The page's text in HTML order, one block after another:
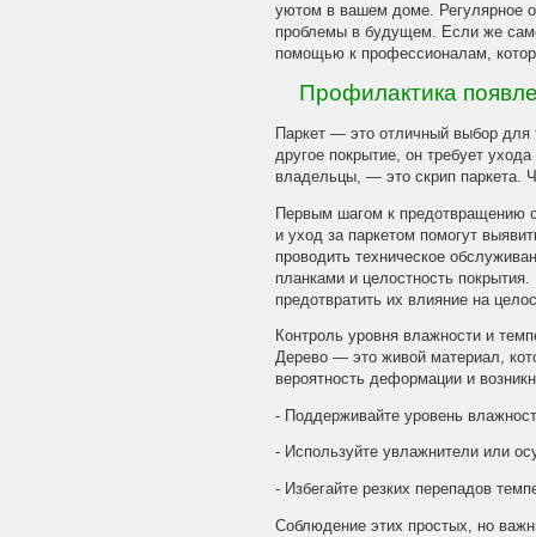
уютом в вашем доме. Регулярное
проблемы в будущем. Если же
помощью к профессионалам,
Профилактика
Паркет — это отличный выбор для
другое покрытие, он требует
владельцы, — это скрип паркета.
Первым шагом к предотвращению
и уход за паркетом помогут
проводить техническое
планками и целостность
предотвратить их влияние на
Контроль уровня влажности и
Дерево — это живой материал,
вероятность деформации и
- Поддерживайте уровень
- Используйте увлажнители или
- Избегайте резких перепадов
Соблюдение этих простых, но